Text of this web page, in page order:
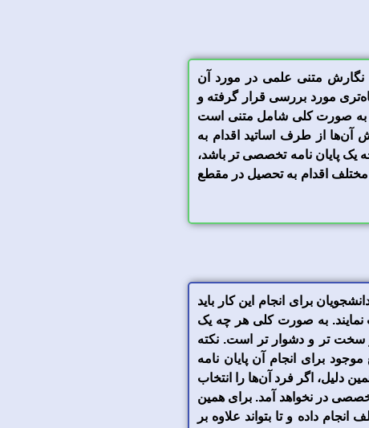
نگارش متنی علمی در مورد آن
مورد بررسی قرار گرفته و
به صورت کلی شامل متنی است
آن‌ها از طرف اساتید اقدام به
یک پایان نامه تخصصی تر باشد،
مختلف اقدام به تحصیل در مقطع
برای انجام این کار باید
نمایند. به صورت کلی هر چه یک
سخت تر و دشوار تر است. نکته
برای انجام آن پایان نامه
دلیل، اگر فرد آن‌ها را انتخاب
در نخواهد آمد. برای همین
داده و تا بتواند علاوه بر